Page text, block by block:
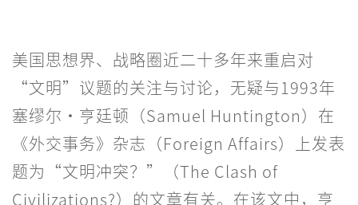
美国思想界、战略圈近二十多年来重启对
“文明”议题的关注与讨论，无疑与1993年
塞缪尔·亨廷顿（Samuel Huntington）在
《外交事务》杂志（Foreign Affairs）上发表
题为“文明冲突？”（The Clash of
Civilizations?）的文章有关。在该文中，亨